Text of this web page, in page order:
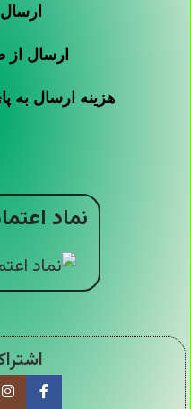
ارسال
هزینه ارسال به
نماد